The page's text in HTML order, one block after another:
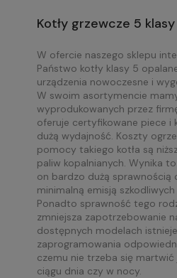
Kotły grzewcze 5
W ofercie naszego sklepu
Państwo kotły klasy 5
urządzenia nowoczesne i
W swoim asortymencie
wyprodukowanych przez
oferuje certyfikowane piece i
dużą wydajność. Koszty
pomocy takiego kotła są
paliw kopalnianych. Wynika
on bardzo dużą sprawnością
minimalną emisją
Ponadto sprawność tego
zmniejsza zapotrzebowanie
dostępnych modelach
zaprogramowania
czemu nie trzeba się
ciągu dnia czy w nocy.